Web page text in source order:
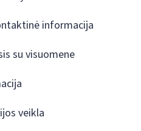
informacija
su visuomene
veikla